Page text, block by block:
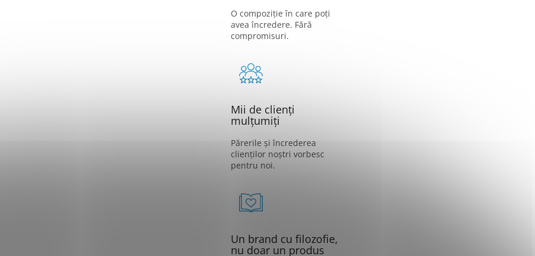
O compoziție în care poți
avea încredere. Fără
compromisuri.
Mii de clienți
mulțumiți
Părerile și încrederea
clienților noștri vorbesc
pentru noi.
Un brand cu filozofie,
nu doar un produs